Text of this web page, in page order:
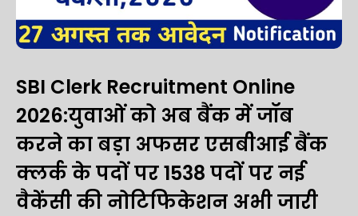
SBI Clerk Recruitment Online
2026:युवाओं को अब बैंक में जॉब
करने का बड़ा अफसर एसबीआई बैंक
क्लर्क के पदों पर 1538 पदों पर नई
वैकेंसी की नोटिफिकेशन अभी जारी